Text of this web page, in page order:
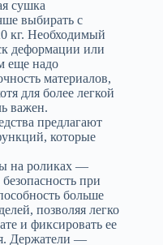
сушка
выбирать с
кг. Необходимый
деформации или
еще надо
материалов,
для более легкой
важен.
предлагают
которые
на роликах —
при
больше
позволяя легко
и фиксировать ее
Держатели —